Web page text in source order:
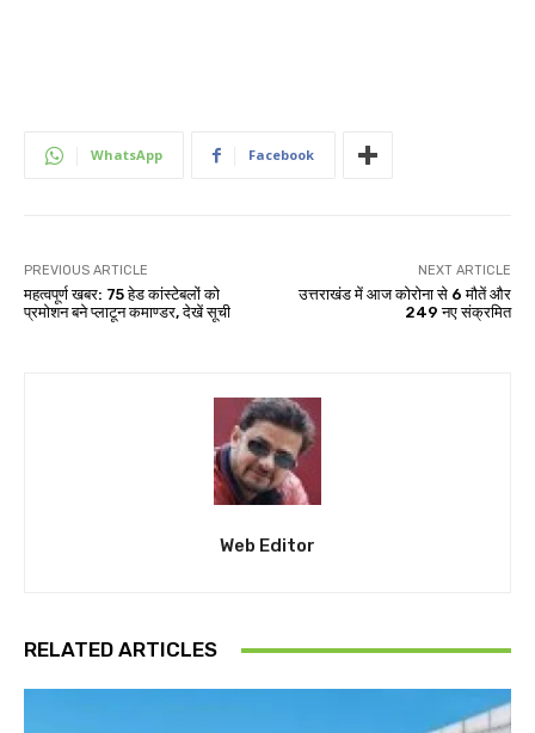
WhatsApp Facebook
PREVIOUS ARTICLE
महत्वपूर्ण खबर: 75 हेड कांस्टेबलों को
प्रमोशन बने प्लाटून कमाण्डर, देखें सूची
NEXT ARTICLE
उत्तराखंड में आज कोरोना से 6 मौतें और
249 नए संक्रमित
Web Editor
RELATED ARTICLES